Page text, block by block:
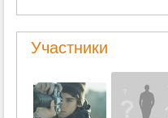
Участники